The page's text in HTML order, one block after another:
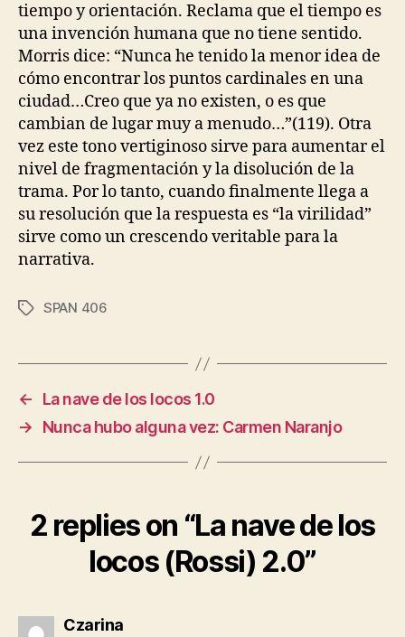
tiempo y orientación. Reclama que el tiempo es
una invención humana que no tiene sentido.
Morris dice: “Nunca he tenido la menor idea de
cómo encontrar los puntos cardinales en una
ciudad…Creo que ya no existen, o es que
cambian de lugar muy a menudo…”(119). Otra
vez este tono vertiginoso sirve para aumentar el
nivel de fragmentación y la disolución de la
trama. Por lo tanto, cuando finalmente llega a
su resolución que la respuesta es “la virilidad”
sirve como un crescendo veritable para la
narrativa.
TagsSPAN 406
←
La nave de los locos 1.0
→
Nunca hubo alguna vez: Carmen Naranjo
2 replies on “La nave de los
locos (Rossi) 2.0”
Czarinasays: